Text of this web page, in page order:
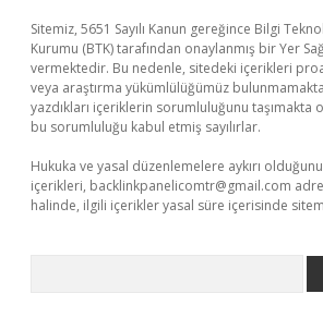
Sitemiz, 5651 Sayılı Kanun gereğince Bilgi
Kurumu (BTK) tarafından onaylanmış bir Yer
vermektedir. Bu nedenle, sitedeki içerikleri
veya araştırma yükümlülüğümüz
yazdıkları içeriklerin sorumluluğunu taşımakta
bu sorumluluğu kabul etmiş sayılırlar.
Hukuka ve yasal düzenlemelere aykırı
içerikleri, backlinkpanelicomtr@gmail.com
halinde, ilgili içerikler yasal süre içerisinde